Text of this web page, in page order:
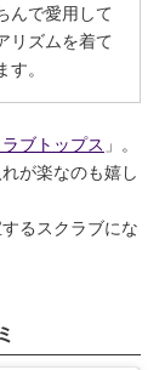
んで愛用して
リズムを着て
。
ブトップス 」。
が楽なのも嬉し
るスクラブにな